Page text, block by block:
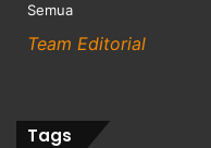
Semua
Team Editorial
Tags